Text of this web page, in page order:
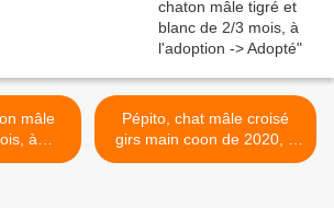
à
Pépito, chat mâle croisé
girs main coon de 2020, à
l'adoption -> réservé >